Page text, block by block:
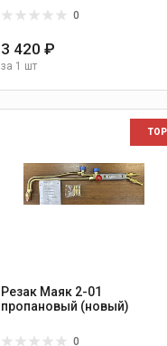
0
3 420 ₽
за 1 шт
TOP
Резак Маяк 2-01
пропановый (новый)
0